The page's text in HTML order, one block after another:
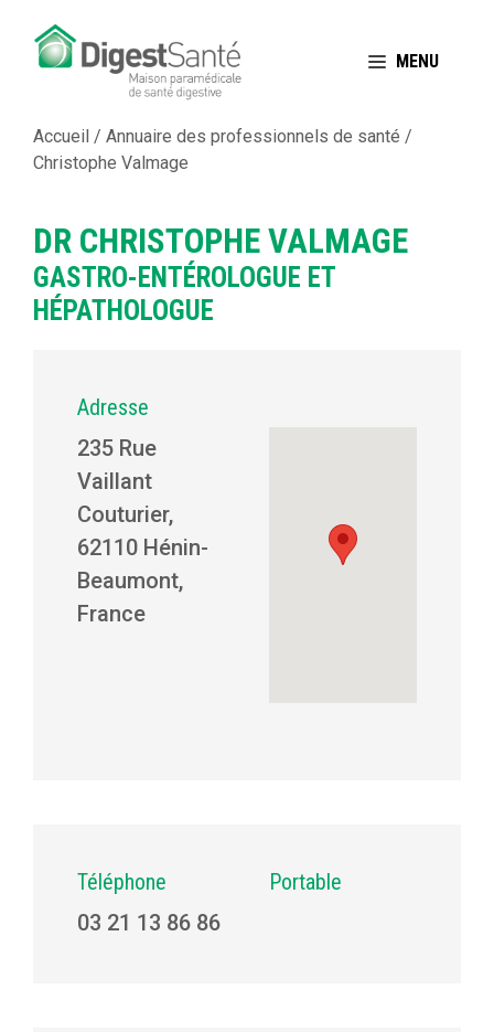
MENU
Accueil / Annuaire des professionnels de santé /
Christophe Valmage
DR CHRISTOPHE VALMAGE
GASTRO-ENTÉROLOGUE ET
HÉPATHOLOGUE
Adresse
235 Rue
Vaillant
Couturier,
62110 Hénin-
Beaumont,
France
Téléphone
03 21 13 86 86
Portable